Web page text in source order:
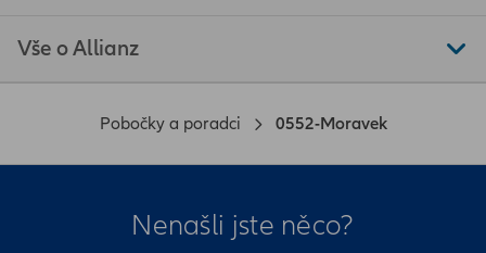
Vše o Allianz
Nenašli jste něco?
Pobočky a poradci 0552-Moravek